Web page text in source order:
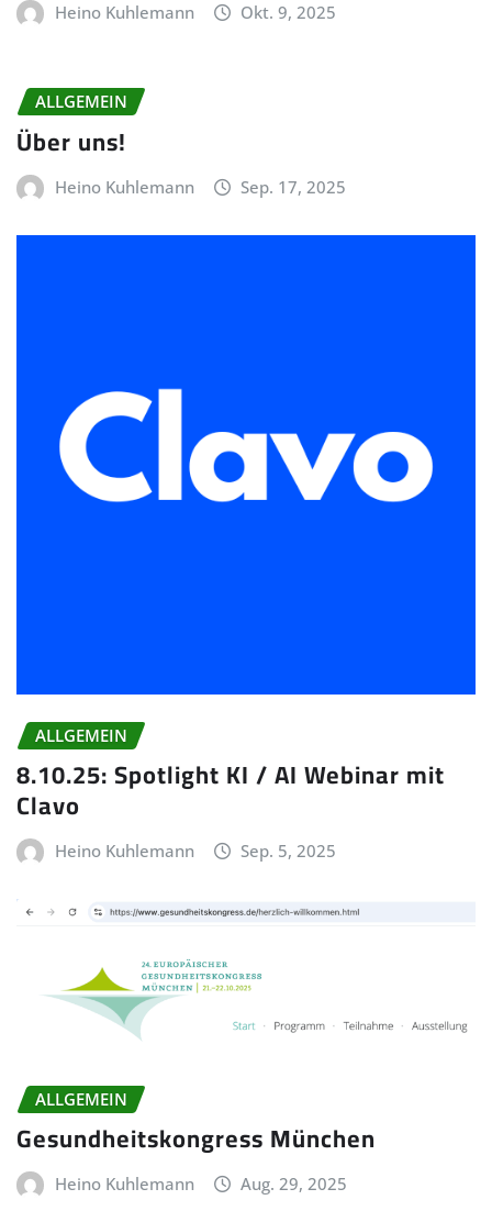
Heino Kuhlemann Okt. 9, 2025
ALLGEMEIN
Über uns!
Heino Kuhlemann Sep. 17, 2025
ALLGEMEIN
8.10.25: Spotlight KI / AI Webinar mit
Clavo
Heino Kuhlemann Sep. 5, 2025
ALLGEMEIN
Gesundheitskongress München
Heino Kuhlemann Aug. 29, 2025